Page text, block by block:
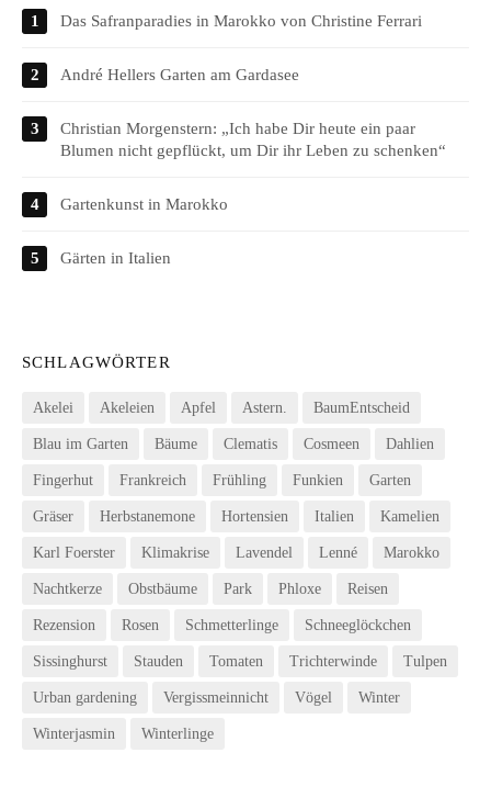
Das Safranparadies in Marokko von Christine Ferrari
André Hellers Garten am Gardasee
Christian Morgenstern: „Ich habe Dir heute ein paar
Blumen nicht gepflückt, um Dir ihr Leben zu schenken“
Gartenkunst in Marokko
Gärten in Italien
SCHLAGWÖRTER
Akelei Akeleien Apfel Astern. BaumEntscheid
Blau im Garten Bäume Clematis Cosmeen Dahlien
Fingerhut Frankreich Frühling Funkien Garten
Gräser Herbstanemone Hortensien Italien Kamelien
Karl Foerster Klimakrise Lavendel Lenné Marokko
Nachtkerze Obstbäume Park Phloxe Reisen
Rezension Rosen Schmetterlinge Schneeglöckchen
Sissinghurst Stauden Tomaten Trichterwinde Tulpen
Urban gardening Vergissmeinnicht Vögel Winter
Winterjasmin Winterlinge